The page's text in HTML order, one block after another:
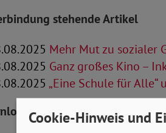
stehende Artikel
Mehr Mut zu sozialer
Ganz großes Kino –
„Eine Schule für Alle“
zum Artikel
Cookie-Hinweis und